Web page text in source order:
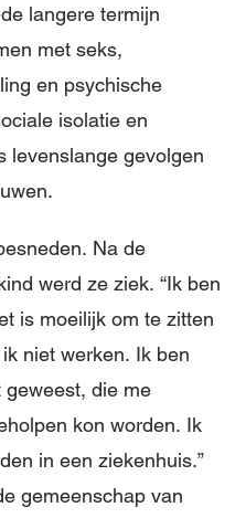
langere termijn
met seks,
en psychische
isolatie en
levenslange gevolgen
Na de
werd ze ziek. “Ik ben
is moeilijk om te zitten
niet werken. Ik ben
die me
kon worden. Ik
in een ziekenhuis.”
gemeenschap van